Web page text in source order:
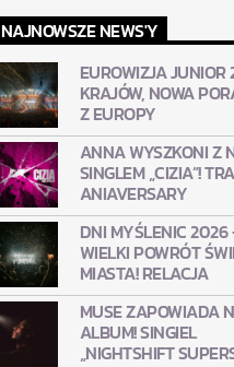
NAJNOWSZE NEWS'Y
EUROWIZJA JUNIOR
KRAJÓW, NOWA
Z EUROPY
ANNA WYSZKONI Z
SINGLEM „CIZIA”!
ANIAVERSARY
DNI MYŚLENIC 2026
WIELKI POWRÓT
MIASTA! RELACJA
MUSE ZAPOWIADA
ALBUM! SINGIEL
„NIGHTSHIFT